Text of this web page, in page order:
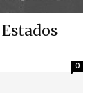
0